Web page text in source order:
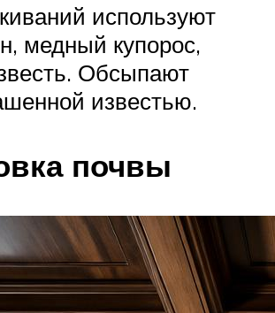
используют
медный купорос,
Обсыпают
известью.
почвы